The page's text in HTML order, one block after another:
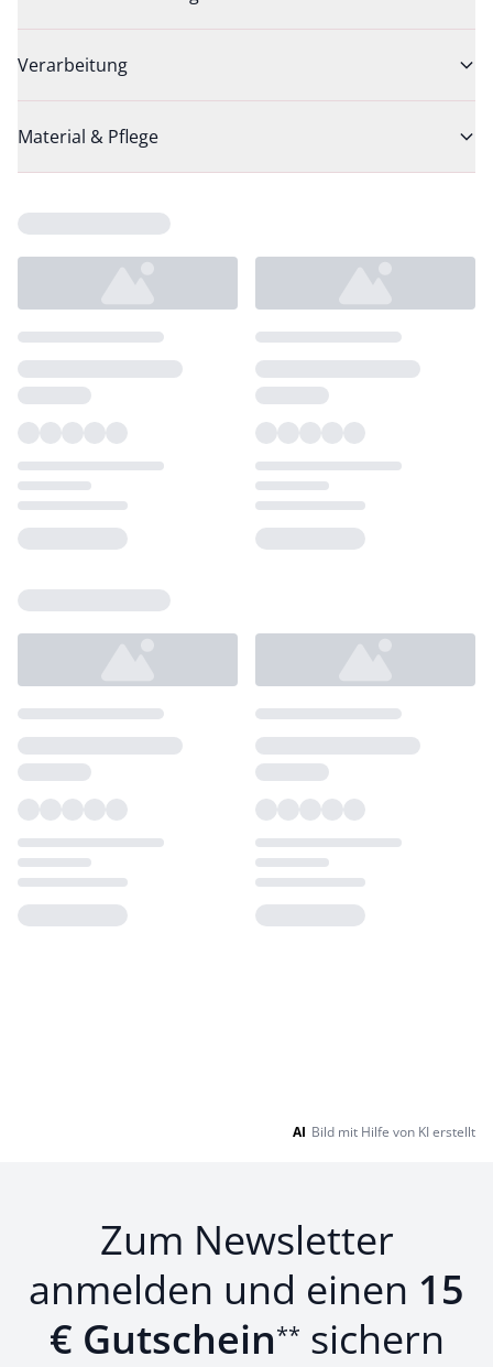
Verarbeitung
Material & Pflege
AI Bild mit Hilfe von KI erstellt
Zum Newsletter
anmelden und einen 15
€ Gutschein** sichern